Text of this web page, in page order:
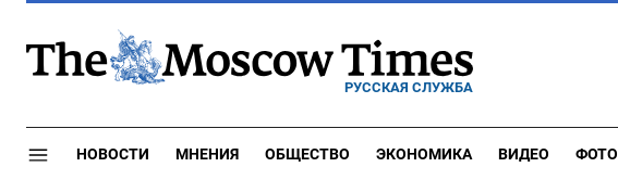
РУССКАЯ СЛУЖБА
НОВОСТИ МНЕНИЯ ОБЩЕСТВО ЭКОНОМИКА ВИДЕО ФОТО